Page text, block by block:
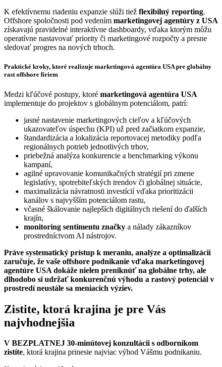
K efektívnemu riadeniu expanzie slúži tiež flexibilný reporting.
Offshore spoločnosti pod vedením marketingovej agentúry z USA
získavajú pravidelné interaktívne dashboardy, vďaka ktorým môžu
operatívne nastavovať priority či marketingové rozpočty a presne
sledovať progres na nových trhoch.
Praktické kroky, ktoré realizuje marketingová agentúra USA pre globálny
rast offshore firiem
Medzi kľúčové postupy, ktoré marketingová agentúra USA
implementuje do projektov s globálnym potenciálom, patrí:
jasné nastavenie marketingových cieľov a kľúčových
ukazovateľov úspechu (KPI) už pred začiatkom expanzie,
štandardizácia a lokalizácia reportovacej metodiky podľa
regionálnych potrieb jednotlivých trhov,
priebežná analýza konkurencie a benchmarking výkonu
kampaní,
agilné upravovanie komunikačných stratégií pri zmene
legislatívy, spotrebiteľských trendov či globálnej situácie,
maximalizácia návratnosti investícií vďaka prioritizácii
kanálov s najvyšším potenciálom rastu,
včasné škálovanie najlepších digitálnych riešení do ďalších
krajín,
monitoring sentimentu značky a nálady zákazníkov
prostredníctvom AI nástrojov.
Práve systematický prístup k meraniu, analýze a optimalizácii
zaručuje, že vaše offshore podnikanie vďaka marketingovej
agentúre USA dokáže nielen preniknúť na globálne trhy, ale
dlhodobo si udržať konkurenčnú výhodu a rastový potenciál v
prostredí neustále sa meniacich výziev.
Zistite, ktorá krajina je pre Vás
najvhodnejšia
V BEZPLATNEJ 30-minútovej konzultácii s odborníkom
zistíte, ktorá krajina prinesie najviac výhod Vášmu podnikaniu.